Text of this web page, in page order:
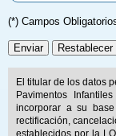
(*) Campos
El titular de los datos
Pavimentos
incorporar a su
rectificación,
establecidos por la